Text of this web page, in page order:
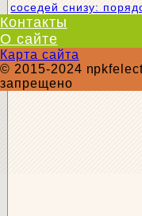
соседей снизу:
Контакты
О сайте
Карта сайта
© 2015-2024
запрещено